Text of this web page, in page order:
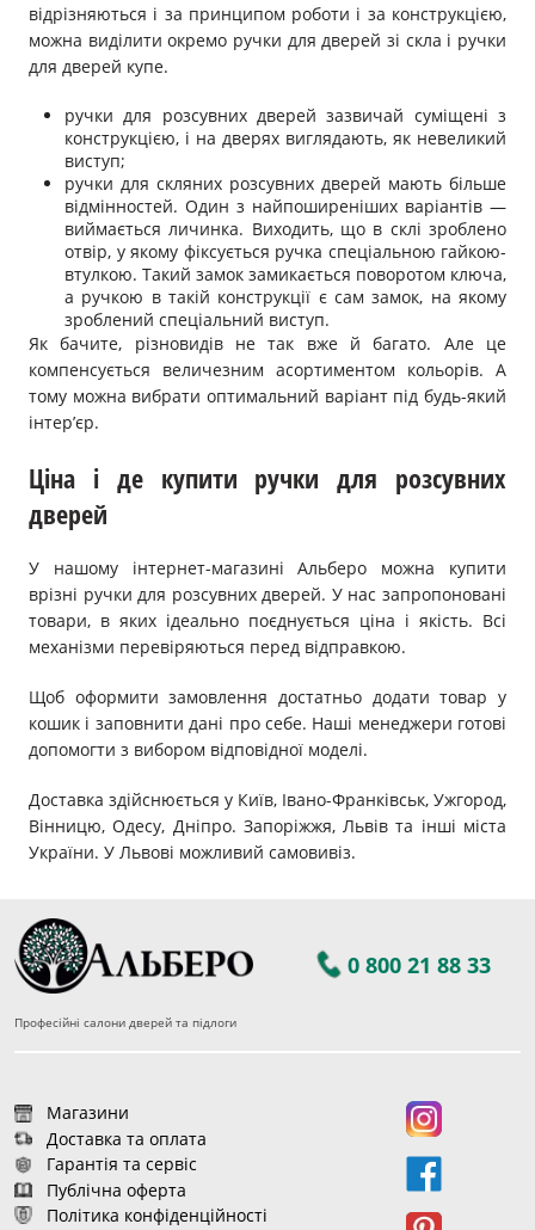
відрізняються і за принципом роботи і за конструкцією,
можна виділити окремо ручки для дверей зі скла і ручки
для дверей купе.
ручки для розсувних дверей зазвичай суміщені з
конструкцією, і на дверях виглядають, як невеликий
виступ;
ручки для скляних розсувних дверей мають більше
відмінностей. Один з найпоширеніших варіантів —
виймається личинка. Виходить, що в склі зроблено
отвір, у якому фіксується ручка спеціальною гайкою-
втулкою. Такий замок замикається поворотом ключа,
а ручкою в такій конструкції є сам замок, на якому
зроблений спеціальний виступ.
Як бачите, різновидів не так вже й багато. Але це
компенсується величезним асортиментом кольорів. А
тому можна вибрати оптимальний варіант під будь-який
інтер’єр.
Ціна і де купити ручки для розсувних
дверей
У нашому інтернет-магазині Альберо можна купити
врізні ручки для розсувних дверей. У нас запропоновані
товари, в яких ідеально поєднується ціна і якість. Всі
механізми перевіряються перед відправкою.
Щоб оформити замовлення достатньо додати товар у
кошик і заповнити дані про себе. Наші менеджери готові
допомогти з вибором відповідної моделі.
Доставка здійснюється у Київ, Івано-Франківськ, Ужгород,
Вінницю, Одесу, Дніпро. Запоріжжя, Львів та інші міста
України. У Львові можливий самовивіз.
0 800 21 88 33
Професійні салони дверей та підлоги
Магазини
Доставка та оплата
Гарантія та сервіс
Публічна оферта
Політика конфіденційності